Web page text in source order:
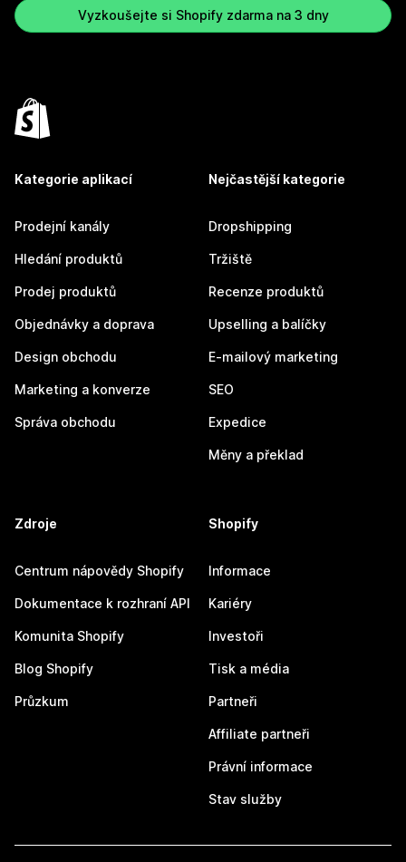
Vyzkoušejte si Shopify zdarma na 3 dny
Kategorie aplikací
Prodejní kanály
Hledání produktů
Prodej produktů
Objednávky a doprava
Design obchodu
Marketing a konverze
Správa obchodu
Nejčastější kategorie
Dropshipping
Tržiště
Recenze produktů
Upselling a balíčky
E-mailový marketing
SEO
Expedice
Měny a překlad
Zdroje
Centrum nápovědy Shopify
Dokumentace k rozhraní API
Komunita Shopify
Blog Shopify
Průzkum
Shopify
Informace
Kariéry
Investoři
Tisk a média
Partneři
Affiliate partneři
Právní informace
Stav služby